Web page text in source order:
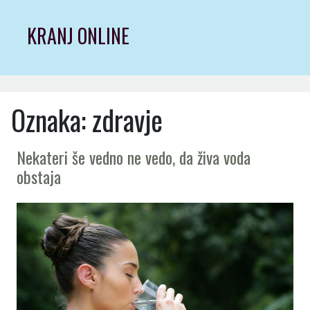
contentKRANJ ONLINE
Oznaka:zdravje
Nekateri še vedno ne vedo, da živa voda
obstaja